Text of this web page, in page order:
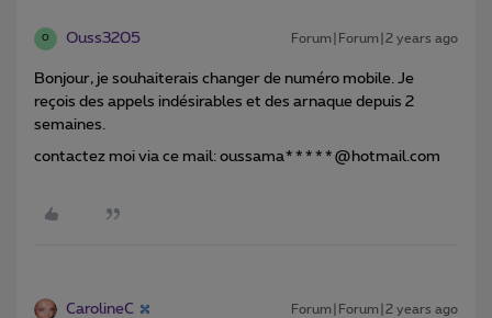
O Ouss3205 Forum|Forum|2 years ago
Bonjour, je souhaiterais changer de numéro mobile. Je
reçois des appels indésirables et des arnaque depuis 2
semaines.
contactez moi via ce mail: oussama*****@hotmail.com
CarolineC Forum|Forum|2 years ago